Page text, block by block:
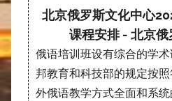
北京俄罗斯文化中心
课程安排 - 北京
俄语培训班设有综合的学
邦教育和科技部的规定按
外俄语教学方式全面和系